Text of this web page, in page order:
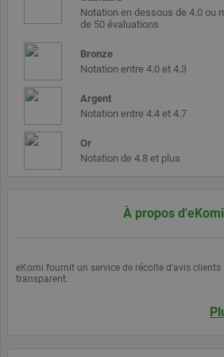
Notation en dessous de 4.0 ou
de 50 évaluations
Bronze
Notation entre 4.0 et 4.3
Argent
Notation entre 4.4 et 4.7
Or
Notation de 4.8 et plus
À propos
eKomi fournit un service de récolte d'avis
transparent.